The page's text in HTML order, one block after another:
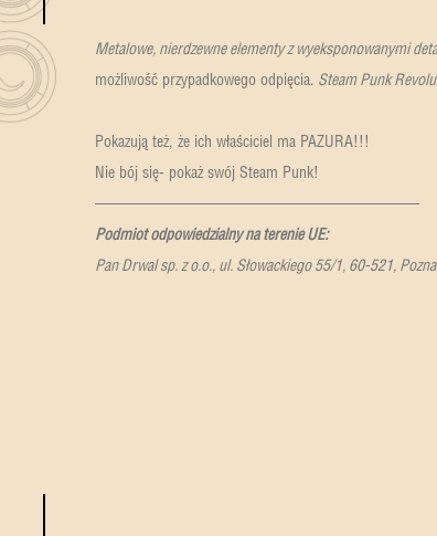
Metalowe, nierdzewne elementy z wyeksponowanymi
możliwość przypadkowego odpięcia. Steam Punk
Pokazują też, że ich właściciel ma PAZURA!!!
Nie bój się- pokaż swój Steam Punk!
—————————————————————
Podmiot odpowiedzialny na terenie UE:
Pan Drwal sp. z o.o., ul. Słowackiego 55/1, 60-521,